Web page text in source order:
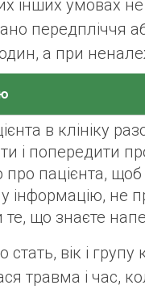
інших умовах
передпліччя
а при
в клініку
і попередити
пацієнта,
інформацію,
те, що знаєте
стать, вік і групу
травма і час,